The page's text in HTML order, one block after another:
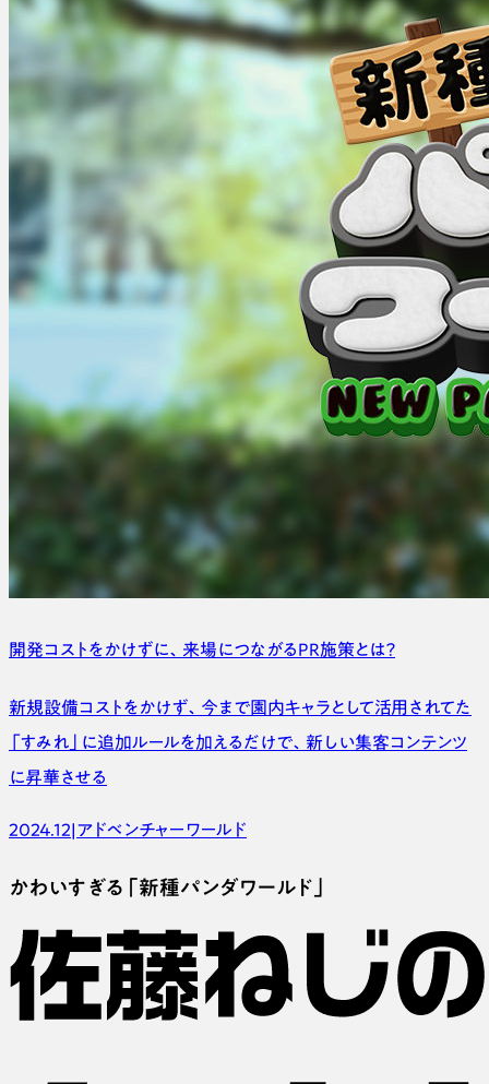
開発コストをかけずに、 来場につながるPR施策とは？
新規設備コストをかけず、今まで園内キャラとして活用されてた
「すみれ」に追加ルールを加えるだけで、 新しい集客コンテンツ
に昇華させる
2024.12|アドベンチャーワールド
かわいすぎる「新種パンダワールド」